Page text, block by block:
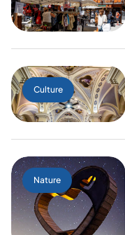
Culture
Nature